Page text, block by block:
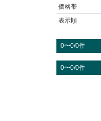
価格帯
表示順
0〜0/0件
0〜0/0件